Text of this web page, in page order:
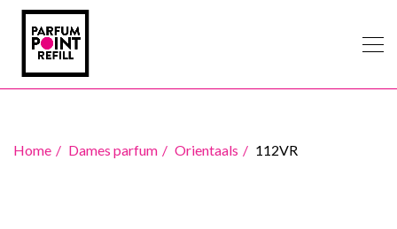
Home Dames parfum Orientaals 112VR